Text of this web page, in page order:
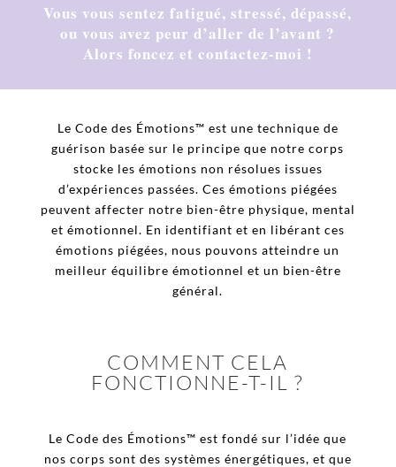
Vous vous sentez fatigué, stressé, dépassé,
ou vous avez peur d’aller de l’avant ?
Alors foncez et contactez-moi !
Le Code des Émotions™ est une technique de
guérison basée sur le principe que notre corps
stocke les émotions non résolues issues
d’expériences passées. Ces émotions piégées
peuvent affecter notre bien-être physique, mental
et émotionnel. En identifiant et en libérant ces
émotions piégées, nous pouvons atteindre un
meilleur équilibre émotionnel et un bien-être
général.
COMMENT CELA
FONCTIONNE-T-IL ?
Le Code des Émotions™ est fondé sur l’idée que
nos corps sont des systèmes énergétiques, et que